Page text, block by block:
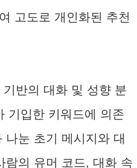
고도로 개인화된 추천
기반의 대화 및 성향 분
기입한 키워드에 의존
눈 초기 메시지와 대
람의 유머 코드, 대화 속